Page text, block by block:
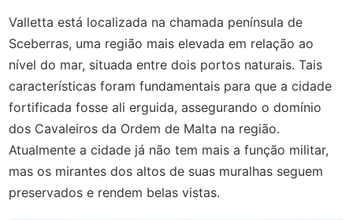
Valletta está localizada na chamada península de
Sceberras, uma região mais elevada em relação ao
nível do mar, situada entre dois portos naturais. Tais
características foram fundamentais para que a cidade
fortificada fosse ali erguida, assegurando o domínio
dos Cavaleiros da Ordem de Malta na região.
Atualmente a cidade já não tem mais a função militar,
mas os mirantes dos altos de suas muralhas seguem
preservados e rendem belas vistas.